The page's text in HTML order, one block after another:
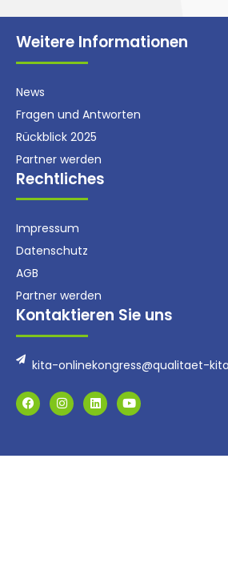
Weitere Informationen
News
Fragen und Antworten
Rückblick 2025
Partner werden
Rechtliches
Impressum
Datenschutz
AGB
Partner werden
Kontaktieren Sie uns
kita-onlinekongress@qualitaet-
F
a
c
o
I
n
s
g
L
i
n
d
Y
o
u
b